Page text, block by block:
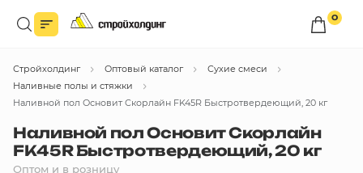
0
Войдите в личный кабинет
Вы сможете оформлять заказы
Стройхолдинг Оптовый каталог
Сухие смеси
Наливные полы и стяжки
Наливной пол Основит Скорлайн FK45R Быстротвердеющий, 20 кг
Наливной пол Основит Скорлайн
FK45R Быстротвердеющий, 20 кг
Оптом и в розницу